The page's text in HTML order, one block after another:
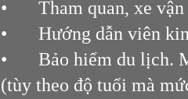
•
Tham quan, xe
•
Hướng dẫn viên
•
Bảo hiểm du lịch.
(tùy theo độ tuổi mà